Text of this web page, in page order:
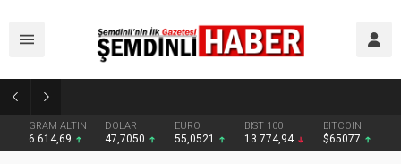
GRAM ALTIN
6.614,69
DOLAR
47,7050
EURO
55,0521
BIST 100
13.774,94
BITCOIN
$65077